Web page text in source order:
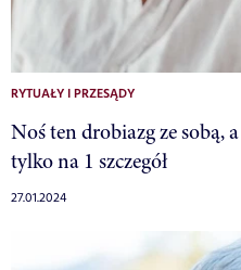
RYTUAŁY I PRZESĄDY
Noś ten drobiazg ze sobą,
tylko na 1 szczegół
27.01.2024